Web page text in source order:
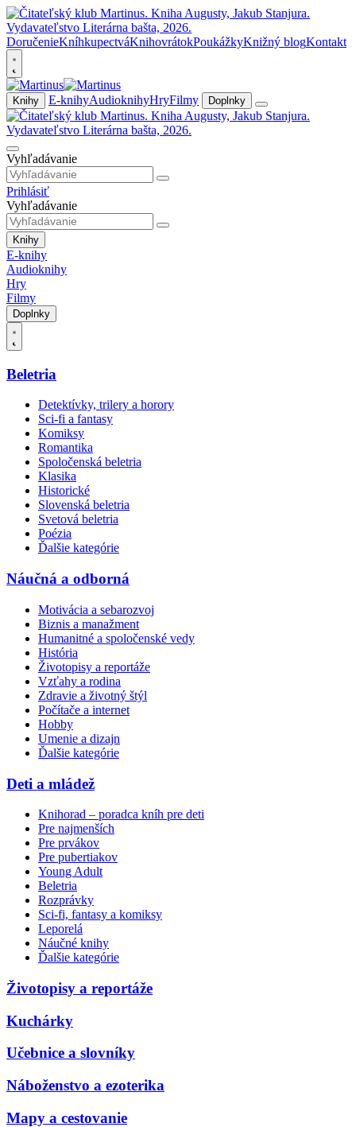
DoručenieKníhkupectváKnihovrátokPoukážkyKnižný blogKontakt
Knihy E-knihyAudioknihyHryFilmy Doplnky
Vyhľadávanie
Prihlásiť
Vyhľadávanie
Knihy
E-knihy
Audioknihy
Hry
Filmy
Doplnky
Beletria
Detektívky, trilery a horory
Sci-fi a fantasy
Komiksy
Romantika
Spoločenská beletria
Klasika
Historické
Slovenská beletria
Svetová beletria
Poézia
Ďalšie kategórie
Náučná a odborná
Motivácia a sebarozvoj
Biznis a manažment
Humanitné a spoločenské vedy
História
Životopisy a reportáže
Vzťahy a rodina
Zdravie a životný štýl
Počítače a internet
Hobby
Umenie a dizajn
Ďalšie kategórie
Deti a mládež
Knihorad – poradca kníh pre deti
Pre najmenších
Pre prvákov
Pre pubertiakov
Young Adult
Beletria
Rozprávky
Sci-fi, fantasy a komiksy
Leporelá
Náučné knihy
Ďalšie kategórie
Životopisy a reportáže
Kuchárky
Učebnice a slovníky
Náboženstvo a ezoterika
Mapy a cestovanie